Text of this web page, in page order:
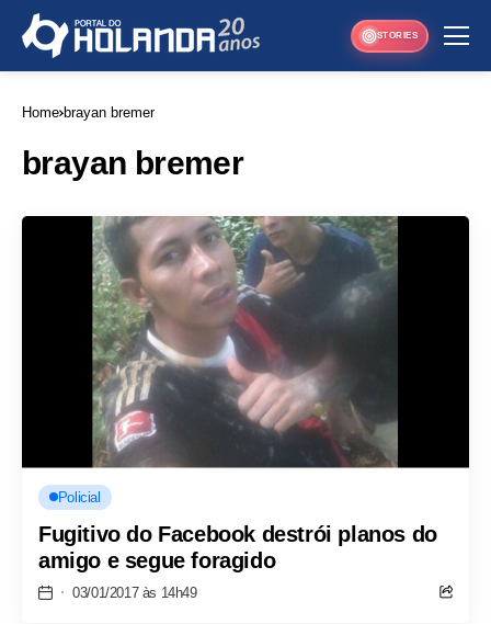
STORIES
Home brayan bremer
brayan bremer
Policial
Fugitivo do Facebook destrói planos do
amigo e segue foragido
03/01/2017 às 14h49